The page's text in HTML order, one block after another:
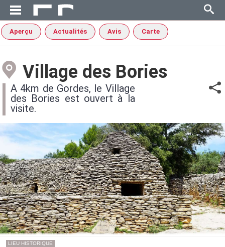
Aperçu Actualités Avis Carte
Village des Bories
A 4km de Gordes, le Village
des Bories est ouvert à la
visite.
LIEU HISTORIQUE